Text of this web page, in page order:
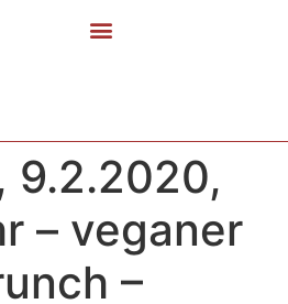
9.2.2020,
– veganer
–